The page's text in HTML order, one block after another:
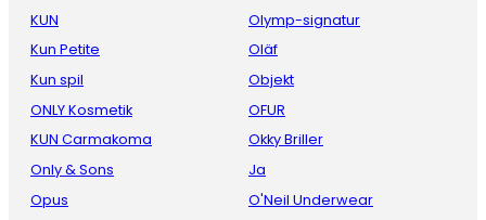
KUN
Kun Petite
Kun spil
ONLY Kosmetik
KUN Carmakoma
Only & Sons
Opus
Olymp-signatur
Oläf
Objekt
OFUR
Okky Briller
Ja
O'Neil Underwear